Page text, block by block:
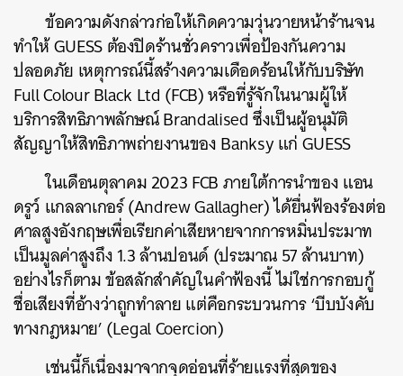
ข้อความดังกล่าวก่อให้เกิดความวุ่นวายหน้าร้านจน
ทำให้ GUESS ต้องปิดร้านชั่วคราวเพื่อป้องกันความ
ปลอดภัย เหตุการณ์นี้สร้างความเดือดร้อนให้กับบริษัท
Full Colour Black Ltd (FCB) หรือที่รู้จักในนามผู้ให้
บริการสิทธิภาพลักษณ์ Brandalised ซึ่งเป็นผู้อนุมัติ
สัญญาให้สิทธิภาพถ่ายงานของ Banksy แก่ GUESS
ในเดือนตุลาคม 2023 FCB ภายใต้การนำของ แอน
ดรูว์ แกลลาเกอร์ (Andrew Gallagher) ได้ยื่นฟ้องร้องต่อ
ศาลสูงอังกฤษเพื่อเรียกค่าเสียหายจากการหมิ่นประมาท
เป็นมูลค่าสูงถึง 1.3 ล้านปอนด์ (ประมาณ 57 ล้านบาท)
อย่างไรก็ตาม ข้อสลักสำคัญในคำฟ้องนี้ ไม่ใช่การกอบกู้
ชื่อเสียงที่อ้างว่าถูกทำลาย แต่คือกระบวนการ ‘บีบบังคับ
ทางกฎหมาย’ (Legal Coercion)
เช่นนี้ก็เนื่องมาจากจุดอ่อนที่ร้ายแรงที่สุดของ